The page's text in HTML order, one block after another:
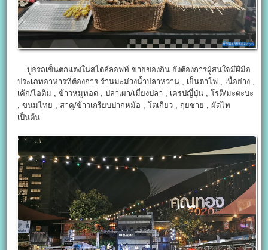
บูธรถเข็นตกแต่งในสไตล์ลอฟท์ ขายของกิน ยังต้องการผู้สนใจมีฝีมือ
ประเภทอาหารที่ต้องการ ร้านมะม่วงน้ำปลาหวาน , เย็นตาโฟ , เนื้อย่าง ,
เค้ก/ไอติม , ข้าวหมูทอด , ปลาเผา/เมี่ยงปลา , เครปญี่ปุ่น , โรตี/มะตะบะ
, ขนมไทย , สาคู/ข้าวเกรียบปากหม้อ , โตเกียว , กุยช่าย , ผัดไท
เป็นต้น